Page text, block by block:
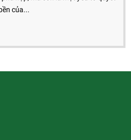
của...